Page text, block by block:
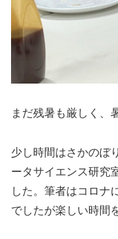
まだ残暑も厳しく、
少し時間はさかのぼ
ータサイエンス研究
した。筆者はコロナ
でしたが楽しい時間